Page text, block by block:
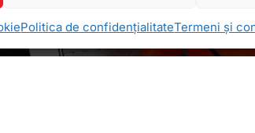
Politica de confidențialitateTermeni și